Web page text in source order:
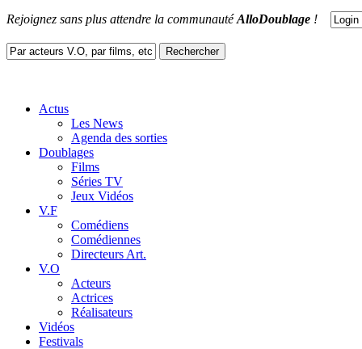
Rejoignez sans plus attendre la communautéAlloDoublage !
Actus
Les News
Agenda des sorties
Doublages
Films
Séries TV
Jeux Vidéos
V.F
Comédiens
Comédiennes
Directeurs Art.
V.O
Acteurs
Actrices
Réalisateurs
Vidéos
Festivals